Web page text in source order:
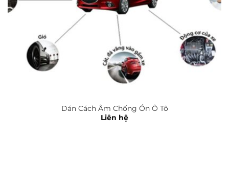
Dán Cách Âm Chống Ồn Ô Tô
Liên hệ